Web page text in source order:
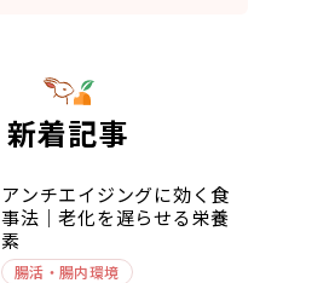
新着記事
アンチエイジングに効く食
事法｜老化を遅らせる栄養
素
腸活・腸内環境